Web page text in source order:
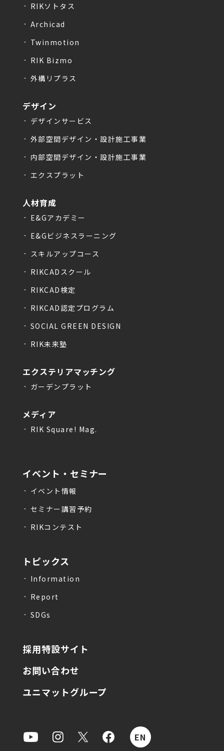
RIKソトタス
Archicad
Twinmotion
RIK Bizmo
外構リプラス
デザイン
デザインサービス
外部空間デザイン・設計施工事業
内部空間デザイン・設計施工事業
エクスプラット
人材育成
E&Gアカデミー
E&Gビジネスラーニング
スキルアップコース
RIKCADスクール
RIKCAD検定
RIKCAD認定プログラム
SOCIAL GREEN DESIGN
RIK未来塾
エクステリアマッチング
ガーデンプラット
メディア
RIK Square! Mag.
イベント・セミナー
イベント情報
セミナー講習予約
RIKコンテスト
トピックス
Information
Report
SDGs
採用特設サイト
お問い合わせ
ユニマットグループ